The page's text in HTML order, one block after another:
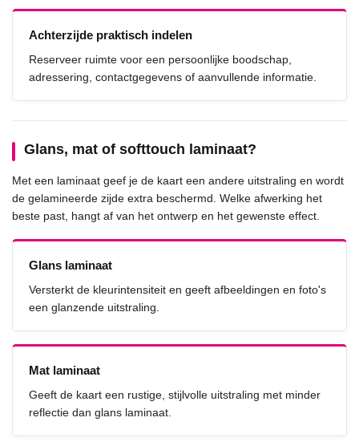
Achterzijde praktisch indelen
Reserveer ruimte voor een persoonlijke boodschap,
adressering, contactgegevens of aanvullende informatie.
Glans, mat of softtouch laminaat?
Met een laminaat geef je de kaart een andere uitstraling en wordt
de gelamineerde zijde extra beschermd. Welke afwerking het
beste past, hangt af van het ontwerp en het gewenste effect.
Glans laminaat
Versterkt de kleurintensiteit en geeft afbeeldingen en foto's
een glanzende uitstraling.
Mat laminaat
Geeft de kaart een rustige, stijlvolle uitstraling met minder
reflectie dan glans laminaat.